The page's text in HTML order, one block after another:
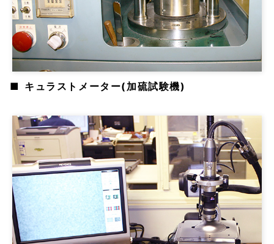
キュラストメーター(加硫試験機)